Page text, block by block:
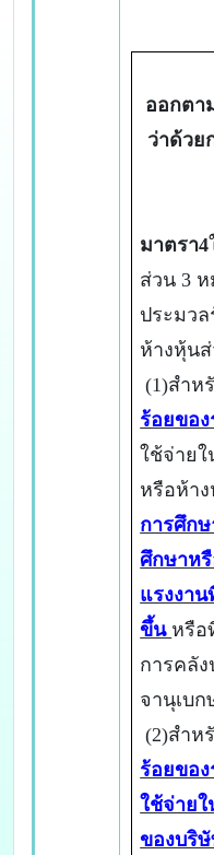
ออกตา
ว่าด้วย
มาตรา4
ส่วน 3
ประมว
ห้างหุ้น
(1)สำห
ร้อยขอ
ใช้จ่ายใ
หรือห้า
การศึก
ศึกษาห
แรงงา
ขึ้น หรือ
การคลั
จานุเบก
(2)สำห
ร้อยขอ
ใช้จ่าย
ของบริ